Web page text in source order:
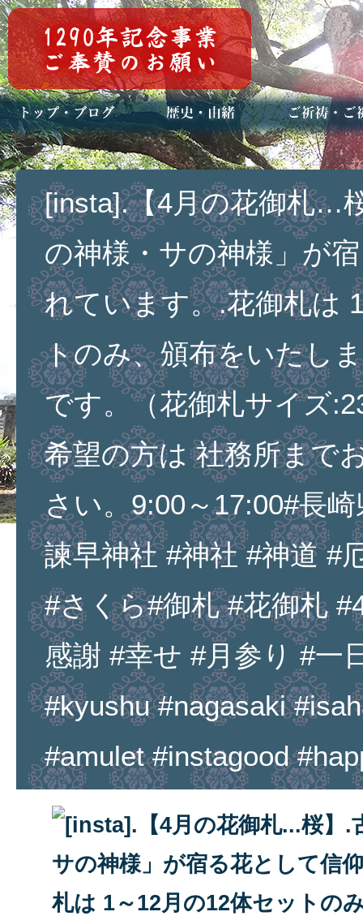
トップページ
ブログ(日々八百万)
お知らせ一覧 歴史・ご祭神
年中行事
メディア掲載 ご祈祷・ご祈
安産祈願
初宮参り
七五三詣
長寿のお祝い
神前結婚式
厄祓い・方位
車のお祓い
地鎮祭
神葬祭（神式
[insta].【4月の花御札…
の神様・サの神様」が
れています。.花御札は
トのみ、頒布をいたし
です。（花御札サイズ
希望の方は 社務所まで
さい。9:00～17:00#長
諫早神社 #神社 #神道 #
#さくら#御札 #花御札
感謝 #幸せ #月参り #一
#kyushu #nagasaki
#amulet #instagood